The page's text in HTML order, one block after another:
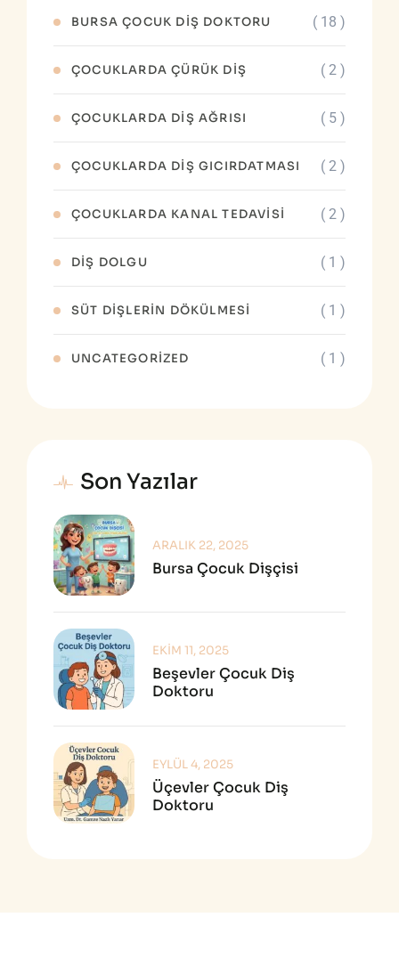
BURSA ÇOCUK DIŞ DOKTORU ( 18 )
ÇOCUKLARDA ÇÜRÜK DİŞ ( 2 )
ÇOCUKLARDA DIŞ AĞRISI ( 5 )
ÇOCUKLARDA DIŞ GICIRDATMASI ( 2 )
ÇOCUKLARDA KANAL TEDAVISI ( 2 )
DIŞ DOLGU ( 1 )
SÜT DIŞLERIN DÖKÜLMESI ( 1 )
UNCATEGORIZED ( 1 )
Son Yazılar
Bursa Çocuk Dişçisi
ARALIK 22, 2025
Beşevler Çocuk Diş
Doktoru
EKIM 11, 2025
Üçevler Çocuk Diş
Doktoru
EYLÜL 4, 2025